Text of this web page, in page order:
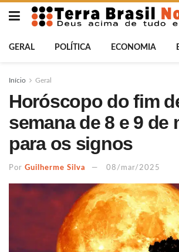
GERAL POLÍTICA ECONOMIA
Início Geral
Horóscopo do fim
semana de 8 e 9 de
para os signos
Por Guilherme Silva 08/mar/2025